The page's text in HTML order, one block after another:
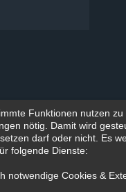
Funktionen nutzen
nötig. Damit wird
darf oder nicht. Es
folgende Dienste:
notwendige Cookies &